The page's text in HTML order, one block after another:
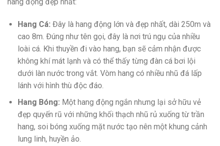
Hang Cá: Đây là hang động lớn và đẹp nhất, dài 250m và
cao 8m. Đúng như tên gọi, đây là nơi trú ngụ của nhiều
loài cá. Khi thuyền đi vào hang, bạn sẽ cảm nhận được
không khí mát lạnh và có thể thấy từng đàn cá bơi lội
dưới làn nước trong vắt. Vòm hang có nhiều nhũ đá lấp
lánh với hình thù độc đáo.
Hang Bóng: Một hang động ngắn nhưng lại sở hữu vẻ
đẹp quyến rũ với những khối thạch nhũ rủ xuống từ trần
hang, soi bóng xuống mặt nước tạo nên một khung cảnh
lung linh, huyền ảo.